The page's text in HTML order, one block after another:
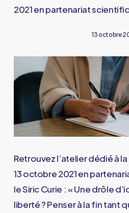
2021 en partenariat
13 octobre
Retrouvez l’atelier dédié à
13 octobre 2021 en
le Siric Curie : « Une drôle
liberté ? Penser à la fin tant